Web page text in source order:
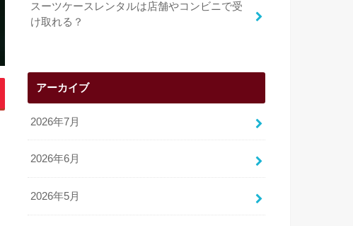
スーツケースレンタルは店舗やコンビニで受
け取れる？
アーカイブ
2026年7月
2026年6月
2026年5月